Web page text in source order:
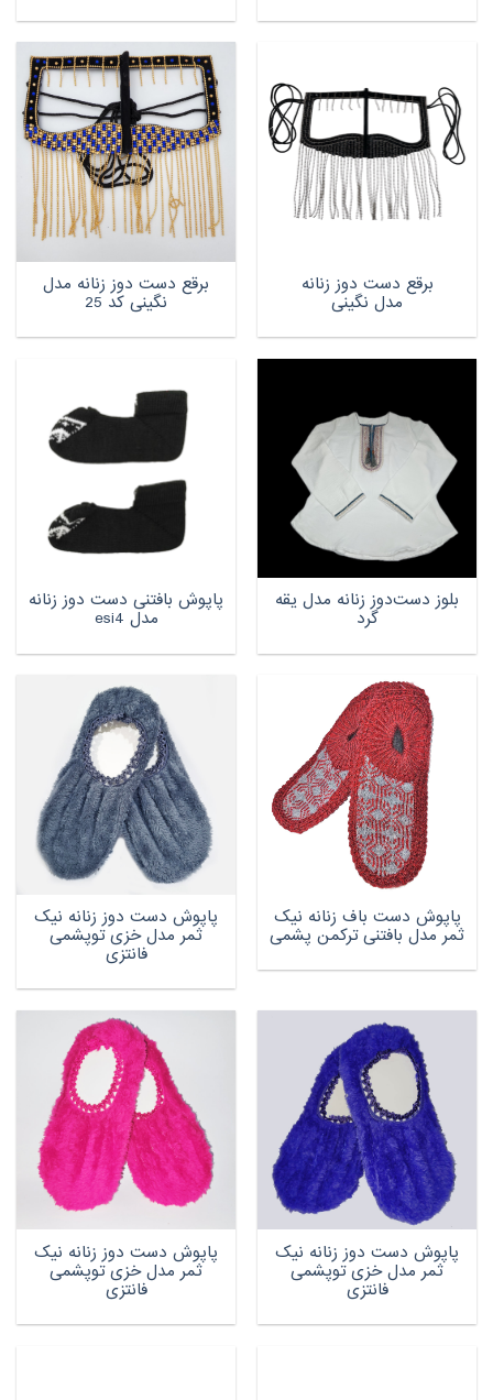
برقع دست دوز زنانه
مدل نگینی
برقع دست دوز زنانه مدل
نگینی کد 25
بلوز دست‌دوز زنانه مدل یقه
گرد
پاپوش بافتنی دست دوز زنانه
مدل esi4
پاپوش دست باف زنانه نیک
ثمر مدل بافتنی ترکمن پشمی
پاپوش دست دوز زنانه نیک
ثمر مدل خزی توپشمی
فانتزی
پاپوش دست دوز زنانه نیک
ثمر مدل خزی توپشمی
فانتزی
پاپوش دست دوز زنانه نیک
ثمر مدل خزی توپشمی
فانتزی